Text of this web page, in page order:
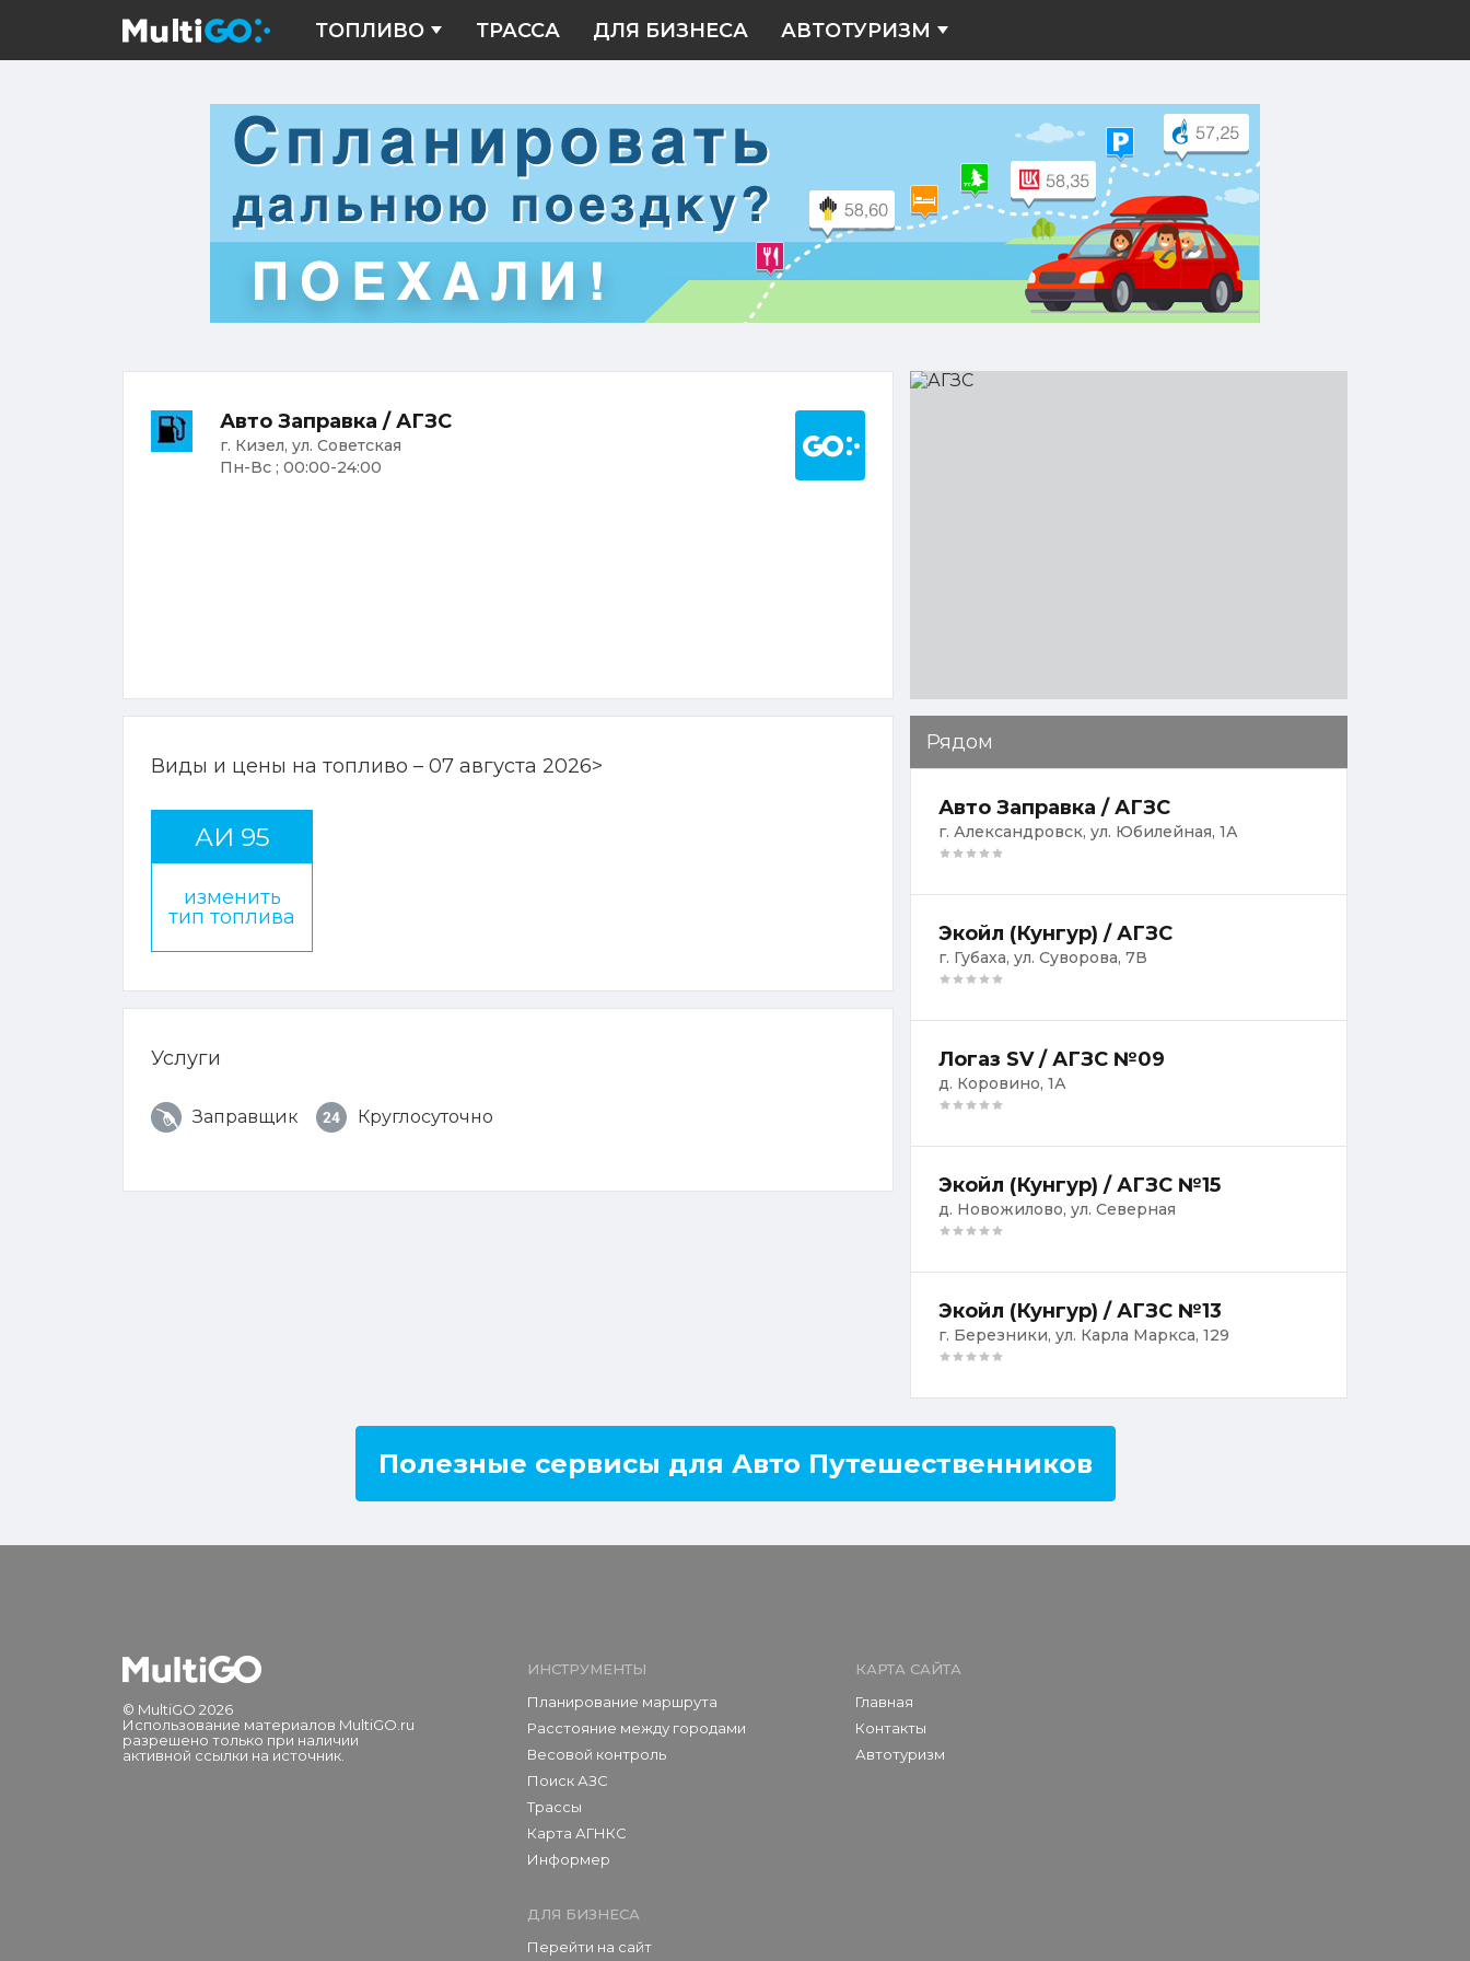
ТОПЛИВО ТРАССА ДЛЯ БИЗНЕСА АВТОТУРИЗМ
Авто Заправка / АГЗС
г. Кизел, ул. Советская
Пн-Вс ; 00:00-24:00
Построить маршрут на Yandex.
АГЗС
Виды и цены на топливо – 07 августа 2026>
АИ 95
изменить
тип топлива
Услуги
Заправщик Круглосуточно
Рядом
Авто Заправка / АГЗС
г. Александровск, ул. Юбилейная, 1А
Экойл (Кунгур) / АГЗС
г. Губаха, ул. Суворова, 7В
Логаз SV / АГЗС №09
д. Коровино, 1А
Экойл (Кунгур) / АГЗС №15
д. Новожилово, ул. Северная
Экойл (Кунгур) / АГЗС №13
г. Березники, ул. Карла Маркса, 129
Полезные сервисы для Авто Путешественников
© MultiGO 2026
Использование материалов MultiGO.ru
разрешено только при наличии
активной ссылки на источник.
ИНСТРУМЕНТЫ
Планирование маршрута
Расстояние между городами
Весовой контроль
Поиск АЗС
Трассы
Карта АГНКС
Информер
ДЛЯ БИЗНЕСА
Перейти на сайт
КАРТА САЙТА
Главная
Контакты
Автотуризм